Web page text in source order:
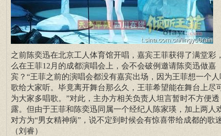
之前陈奕迅在北京工人体育馆开唱，嘉宾王菲获得了满堂彩
么在王菲12月的成都演唱会上，会不会破例邀请陈奕迅做嘉
宾？“王菲之前的演唱会都没有嘉宾出场，因为王菲想一个人
歌给大家听。毕竟离开舞台那么久，王菲希望能在舞台上尽
为大家多唱歌。”对此，主办方相关负责人坦言暂时不方便透
露。但由于王菲和陈奕迅同属一个经纪人陈家瑛，加上两人
对方为“男女精神病”，说不定到时候会有惊喜带给成都的歌
（刘睿）